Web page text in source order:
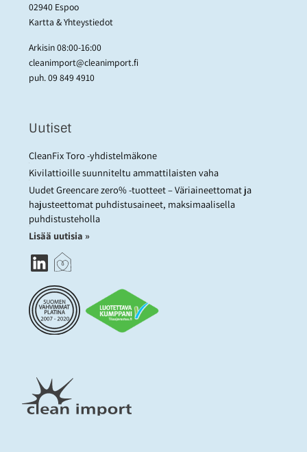
02940 Espoo
Kartta & Yhteystiedot
Arkisin 08:00-16:00
cleanimport@cleanimport.fi
puh.09 849 4910
Uutiset
CleanFix Toro -yhdistelmäkone
Kivilattioille suunniteltu ammattilaisten vaha
Uudet Greencare zero% -tuotteet – Väriaineettomat ja
hajusteettomat puhdistusaineet, maksimaalisella
puhdistusteholla
Lisää uutisia »